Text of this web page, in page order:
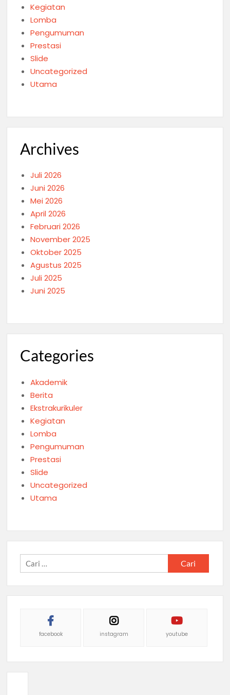
Kegiatan
Lomba
Pengumuman
Prestasi
Slide
Uncategorized
Utama
Archives
Juli 2026
Juni 2026
Mei 2026
April 2026
Februari 2026
November 2025
Oktober 2025
Agustus 2025
Juli 2025
Juni 2025
Categories
Akademik
Berita
Ekstrakurikuler
Kegiatan
Lomba
Pengumuman
Prestasi
Slide
Uncategorized
Utama
Cari
untuk:
facebook instagram youtube